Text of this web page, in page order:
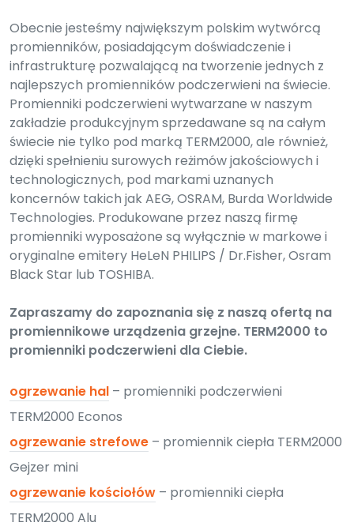
Obecnie jesteśmy największym polskim wytwórcą
promienników, posiadającym doświadczenie i
infrastrukturę pozwalającą na tworzenie jednych z
najlepszych promienników podczerwieni na świecie.
Promienniki podczerwieni wytwarzane w naszym
zakładzie produkcyjnym sprzedawane są na całym
świecie nie tylko pod marką TERM2000, ale również,
dzięki spełnieniu surowych reżimów jakościowych i
technologicznych, pod markami uznanych
koncernów takich jak AEG, OSRAM, Burda Worldwide
Technologies. Produkowane przez naszą firmę
promienniki wyposażone są wyłącznie w markowe i
oryginalne emitery HeLeN PHILIPS / Dr.Fisher, Osram
Black Star lub TOSHIBA.
Zapraszamy do zapoznania się z naszą ofertą na
promiennikowe urządzenia grzejne. TERM2000 to
promienniki podczerwieni dla Ciebie.
ogrzewanie hal – promienniki podczerwieni
TERM2000 Econos
ogrzewanie strefowe – promiennik ciepła TERM2000
Gejzer mini
ogrzewanie kościołów – promienniki ciepła
TERM2000 Alu